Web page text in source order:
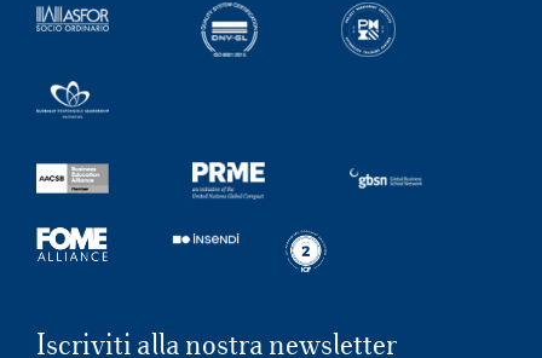
Iscriviti alla nostra newsletter